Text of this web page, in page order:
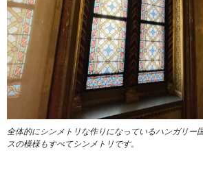
全体的にシンメトリな作りになっているハンガリー
スの模様もすべてシンメトリです。